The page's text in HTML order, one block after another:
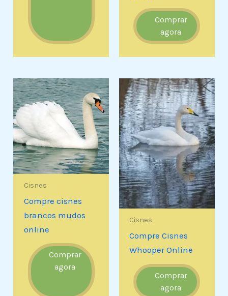
Comprar
agora
Cisnes
Compre cisnes
brancos mudos
online
Comprar
agora
Cisnes
Compre Cisnes
Whooper Online
Comprar
agora